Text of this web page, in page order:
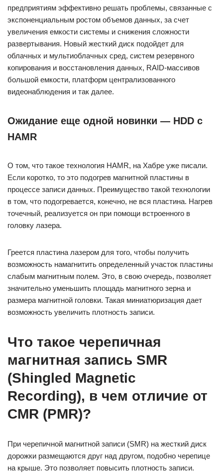
предприятиям эффективно решать проблемы, связанные с
экспоненциальным ростом объемов данных, за счет
увеличения емкости системы и снижения сложности
развертывания. Новый жесткий диск подойдет для
облачных и мультиоблачных сред, систем резервного
копирования и восстановления данных, RAID-массивов
большой емкости, платформ централизованного
видеонаблюдения и так далее.
Ожидание еще одной новинки — HDD с
HAMR
О том, что такое технология HAMR, на Хабре уже писали.
Если коротко, то это подогрев магнитной пластины в
процессе записи данных. Преимущество такой технологии
в том, что подогревается, конечно, не вся пластина. Нагрев
точечный, реализуется он при помощи встроенного в
головку лазера.
Греется пластина лазером для того, чтобы получить
возможность намагнитить определенный участок пластины
слабым магнитным полем. Это, в свою очередь, позволяет
значительно уменьшить площадь магнитного зерна и
размера магнитной головки. Такая миниатюризация дает
возможность увеличить плотность записи.
Что такое черепичная
магнитная запись SMR
(Shingled Magnetic
Recording), в чем отличие от
CMR (PMR)?
При черепичной магнитной записи (SMR) на жесткий диск
дорожки размещаются друг над другом, подобно черепице
на крыше. Это позволяет повысить плотность записи.